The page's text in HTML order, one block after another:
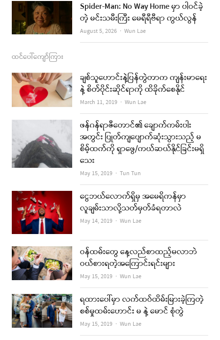
Spider-Man: No Way Home မှာ ပါဝင်ခဲ့
တဲ့ မင်းသမီးကြီး မေရီရီဗီရာ ကွယ်လွန်
August 5, 2026 Author
Wun Lae
ထင်ပေါ်ကျော်ကြား
ချစ်သူဟောင်းနဲ့ပြန်တွဲတာက ကျန်းမာရေး
နဲ့ စိတ်ပိုင်းဆိုင်ရာကို ထိခိုက်စေနိုင်
March 11, 2019 Author
Wun Lae
ဖန်ဂန်ရာဇီတောင်၏ ချောက်ကမ်းပါး
အတွင်း ပြုတ်ကျပျောက်ဆုံးသွားသည့် မ
စိမ့်ထက်ကို ရှာဖွေ/ကယ်ဆယ်နိုင်ခြင်းမရှိ
သေး
May 15, 2019 Author
Tun Tun
ငွေဘယ်လောက်ရှိမှ အမေရိကန်မှာ
လူချမ်းသာလို့သတ်မှတ်ခံရတာလဲ
May 14, 2019 Author
Wun Lae
ဝန်ထမ်းတွေ နေ့လည်စာထည့်မလာဘဲ
ဝယ်စားရတဲ့အကြောင်းရင်းများ
May 15, 2019 Author
Wun Lae
ရထားပေါ်မှာ လက်ထပ်ထိမ်းမြားခဲ့ကြတဲ့
စစ်မှုထမ်းဟောင်း မ နဲ့ မောင် စုံတွဲ
May 15, 2019 Author
Wun Lae